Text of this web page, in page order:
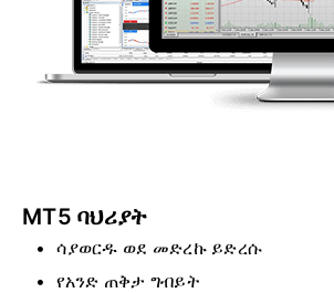
MT5 ባህሪያት
ሳያወርዱ ወደ መድረኩ ይድረሱ
የአንድ ጠቅታ ግብይት